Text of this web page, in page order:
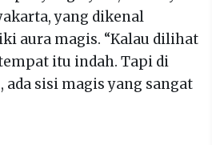
yang dikenal
aura magis. “Kalau dilihat
itu indah. Tapi di
sisi magis yang sangat